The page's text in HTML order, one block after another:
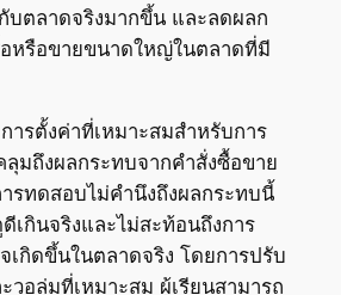
บตลาดจริงมากขึ้น และลดผลก
หรือขายขนาดใหญ่ในตลาดที่มี
ารตั้งค่าที่เหมาะสมสำหรับการ
มถึงผลกระทบจากคำสั่งซื้อขาย
รทดสอบไม่คำนึงถึงผลกระทบนี้
เกินจริงและไม่สะท้อนถึงการ
เกิดขึ้นในตลาดจริง โดยการปรับ
วอลุ่มที่เหมาะสม ผู้เรียนสามารถ